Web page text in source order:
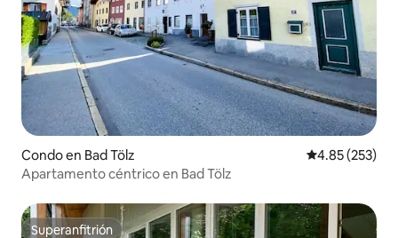
Condo en Bad Tölz Calificación
4.85 (253)
Apartamento céntrico en Bad Tölz
Superanfitrión